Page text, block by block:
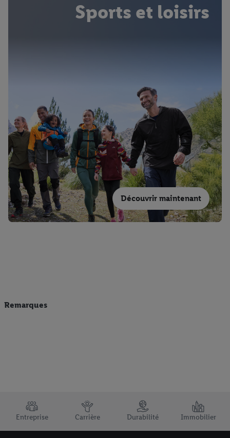
Sports et loisirs
Découvrir maintenant
Remarques
TRUSTBAR
Entreprise Carrière Durabilité Immobilier